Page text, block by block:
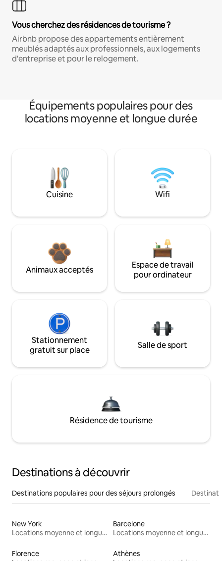
Vous cherchez des résidences de tourisme ?
Airbnb propose des appartements entièrement
meublés adaptés aux professionnels, aux logements
d'entreprise et pour le relogement.
Équipements populaires pour des
locations moyenne et longue durée
Cuisine Wifi
Animaux acceptés
Espace de travail
pour ordinateur
Stationnement
gratuit sur place
Salle de sport
Résidence de tourisme
Destinations à découvrir
Destinations populaires pour des séjours prolongés
New York
Locations moyenne et longue durée
Barcelone
Locations moyenne et longue durée
Florence
Athènes